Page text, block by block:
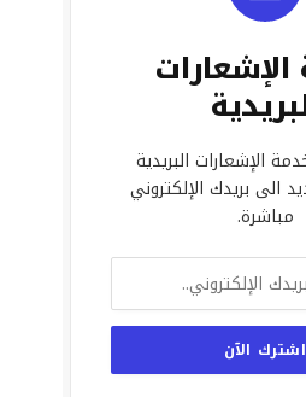
الإشعارات البريدية
الى بريدك الإلكتروني
مباشرة.